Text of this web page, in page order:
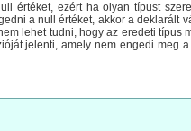
értéket, ezért ha olyan típust
a null értéket, akkor a deklarált
lehet tudni, hogy az eredeti
jelenti, amely nem engedi meg a